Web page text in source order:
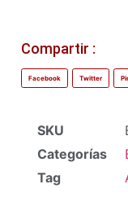
Compartir :
Facebook Twitter
SKU
Categorías
Tag